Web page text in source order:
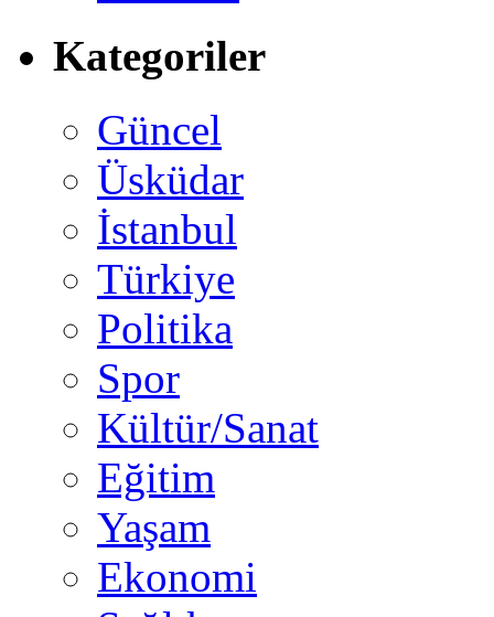
Kategoriler
Güncel
Üsküdar
İstanbul
Türkiye
Politika
Spor
Kültür/Sanat
Eğitim
Yaşam
Ekonomi